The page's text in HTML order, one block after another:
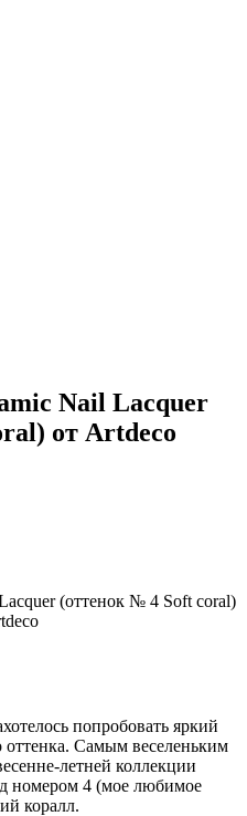
Nail Lacquer
от Artdeco
попробовать яркий
оттенка. Самым веселеньким
летней коллекции
номером 4 (мое любимое
коралл.